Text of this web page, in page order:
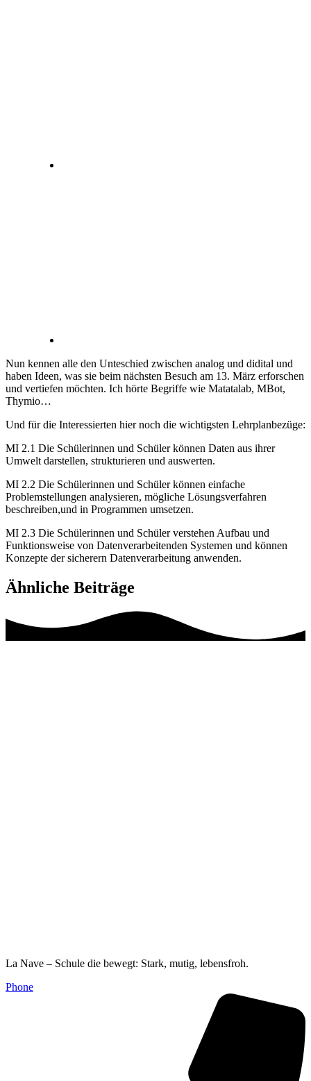
Nun kennen alle den Unteschied zwischen analog und didital und
haben Ideen, was sie beim nächsten Besuch am 13. März erforschen
und vertiefen möchten. Ich hörte Begriffe wie Matatalab, MBot,
Thymio…
Und für die Interessierten hier noch die wichtigsten Lehrplanbezüge:
MI 2.1 Die Schülerinnen und Schüler können Daten aus ihrer
Umwelt darstellen, strukturieren und auswerten.
MI 2.2 Die Schülerinnen und Schüler können einfache
Problemstellungen analysieren, mögliche Lösungsverfahren
beschreiben,und in Programmen umsetzen.
MI 2.3 Die Schülerinnen und Schüler verstehen Aufbau und
Funktionsweise von Datenverarbeitenden Systemen und können
Konzepte der sicherern Datenverarbeitung anwenden.
Ähnliche Beiträge
La Nave – Schule die bewegt: Stark, mutig, lebensfroh.
Phone